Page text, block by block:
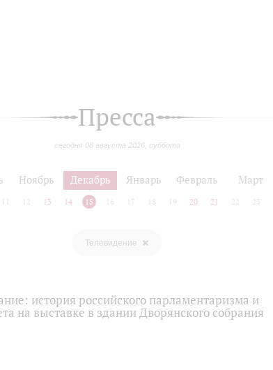
Пресса
сегодня 08 августа 2026, суббота
Ноябрь Декабрь Январь Февраль Март
12 13 14 15 16 17 18 19 20 21 22 23
Телевидение
история российского парламентаризма и
на выставке в здании Дворянского собрания